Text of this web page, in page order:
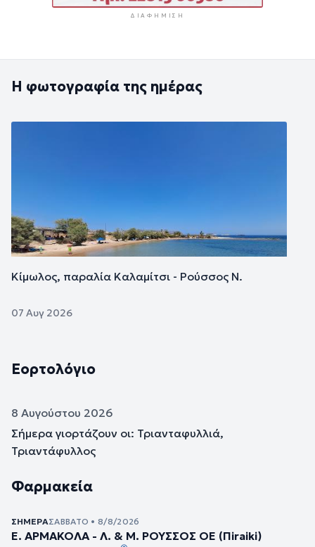
ΔΙΑΦΉΜΙΣΗ
Η φωτογραφία της ημέρας
Κίμωλος, παραλία Καλαμίτσι - Ρούσσος Ν.
07 Αυγ 2026
Εορτολόγιο
8 Αυγούστου 2026
Σήμερα γιορτάζουν οι: Τριανταφυλλιά,
Τριαντάφυλλος
Φαρμακεία
ΣΉΜΕΡΑΣΆΒΒΑΤΟ • 8/8/2026
Ε. ΑΡΜΑΚΟΛΑ - Λ. & Μ. ΡΟΥΣΣΟΣ ΟΕ (Πiraiki)